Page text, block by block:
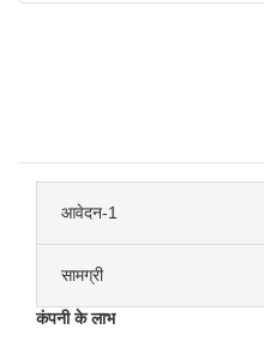
आवेदन-1
सामग्री
कंपनी के लाभ